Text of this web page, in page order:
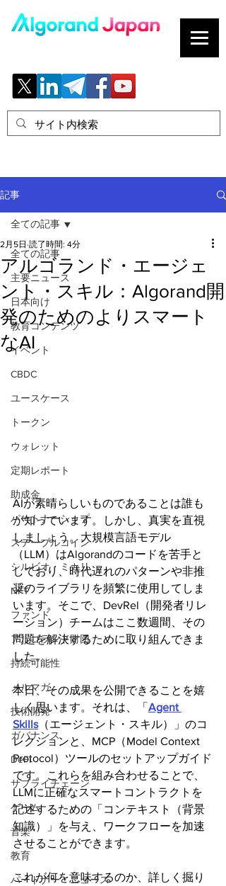
記事
全ての記事
主要ニュース
日本向け
教育コンテンツ
イベント
CBDC
ユースケース
トークン
ウォレット
定期レポート
助成金
パートナーシップ
ステーブルコイン
シルビオ・ミカリ
NFT
ファンド
アルゴランド財団
持続可能性
メルマガ
技術開発
ガバナンス
DeFi
サプライチェーン
ゲーム
音楽
教育
パートナー・ニュース
全ての記事
アルゴランド・エージェ
ント・スキル：Algorand開
発のためのよりスマート
なAI
2月5日 読了時間: 4分
AIが素晴らしいものであることは誰も
が知っています。しかし、真実を直視
しましょう。大規模言語モデル
（LLM）はAlgorandのコードを苦手と
しており、時代遅れのパターンや非推
奨のライブラリを頻繁に使用してしま
います。そこで、DevRel（開発者リレ
ーション）チームはここ数週間、その
問題を解決するために取り組んできま
した。
本日、その成果を公開できることを嬉
しく思います。それは、「 Agent
Skills（エージェント・スキル）」のコ
レクションと、MCP（Model Context
Protocol）ツールのセットアップガイド
です。これらを組み合わせることで、
LLMに正確なスマートコントラクトを
記述するための「コンテキスト（背景
知識）」を与え、ワークフローを加速
させることができます。
これが何を意味するのか、詳しく掘り